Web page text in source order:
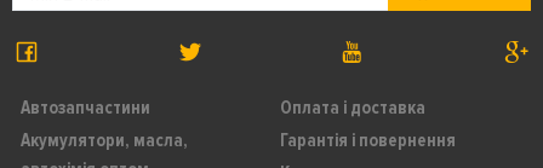
Автозапчастини
Акумулятори, масла,
Оплата і доставка
Гарантія і повернення